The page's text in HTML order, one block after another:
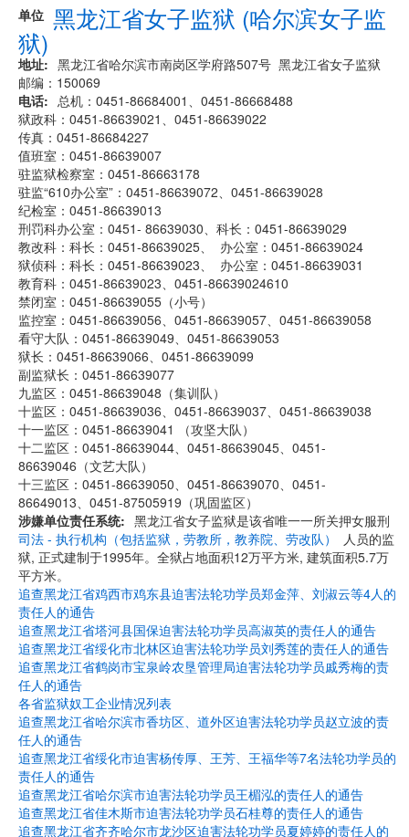
单位 黑龙江省女子监狱 (哈尔滨女子监
狱)
地址
黑龙江省哈尔滨市南岗区学府路507号 黑龙江省女子监狱
邮编：150069
电话
总机：0451-86684001、0451-86668488
狱政科：0451-86639021、0451-86639022
传真：0451-86684227
值班室：0451-86639007
驻监狱检察室：0451-86663178
驻监“610办公室”：0451-86639072、0451-86639028
纪检室：0451-86639013
刑罚科办公室：0451- 86639030、科长：0451-86639029
教改科：科长：0451-86639025、 办公室：0451-86639024
狱侦科：科长：0451-86639023、 办公室：0451-86639031
教育科：0451-86639023、0451-86639024610
禁闭室：0451-86639055（小号）
监控室：0451-86639056、0451-86639057、0451-86639058
看守大队：0451-86639049、0451-86639053
狱长：0451-86639066、0451-86639099
副监狱长：0451-86639077
九监区：0451-86639048（集训队）
十监区：0451-86639036、0451-86639037、0451-86639038
十一监区：0451-86639041 （攻坚大队）
十二监区：0451-86639044、0451-86639045、0451-
86639046（文艺大队）
十三监区：0451-86639050、0451-86639070、0451-
86649013、0451-87505919（巩固监区）
涉嫌单位责任系统
司法 - 执行机构（包括监狱，劳教所，教养院、劳改队）
黑龙江省女子监狱是该省唯一一所关押女服刑
人员的监
狱, 正式建制于1995年。全狱占地面积12万平方米, 建筑面积5.7万
平方米。
追查黑龙江省鸡西市鸡东县迫害法轮功学员郑金萍、刘淑云等4人的
责任人的通告
追查黑龙江省塔河县国保迫害法轮功学员高淑英的责任人的通告
追查黑龙江省绥化市北林区迫害法轮功学员刘秀莲的责任人的通告
追查黑龙江省鹤岗市宝泉岭农垦管理局迫害法轮功学员戚秀梅的责
任人的通告
各省监狱奴工企业情况列表
追查黑龙江省哈尔滨市香坊区、道外区迫害法轮功学员赵立波的责
任人的通告
追查黑龙江省绥化市迫害杨传厚、王芳、王福华等7名法轮功学员的
责任人的通告
追查黑龙江省哈尔滨市迫害法轮功学员王楣泓的责任人的通告
追查黑龙江省佳木斯市迫害法轮功学员石桂尊的责任人的通告
追查黑龙江省齐齐哈尔市龙沙区迫害法轮功学员夏婷婷的责任人的